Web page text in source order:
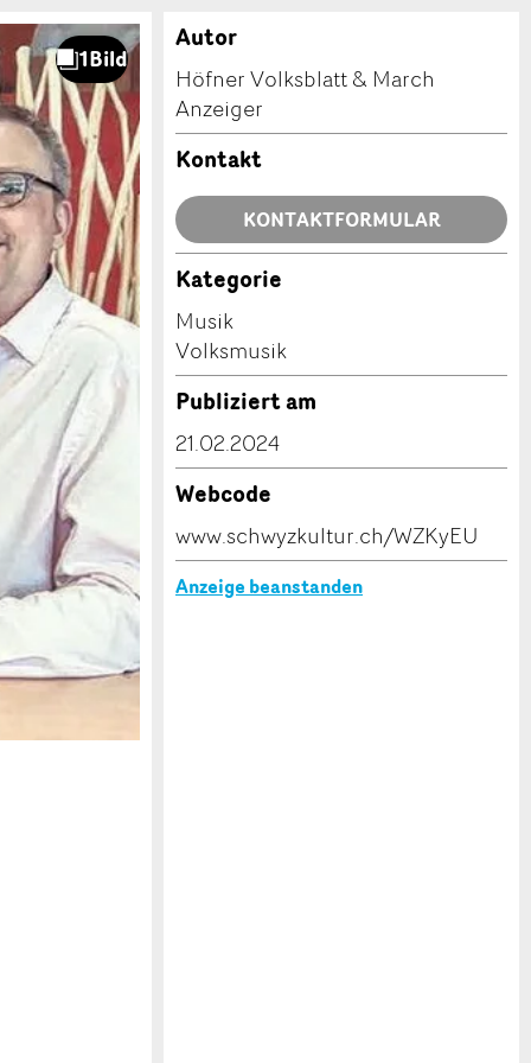
Autor
Höfner Volksblatt & March
Anzeiger
Kontakt
KONTAKTFORMULAR
Kategorie
Musik
Volksmusik
Publiziert am
21.02.2024
Webcode
www.schwyzkultur.ch/WZKyEU
Anzeige beanstanden